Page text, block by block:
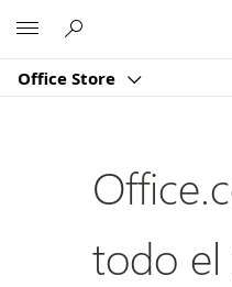
Office Store
todo